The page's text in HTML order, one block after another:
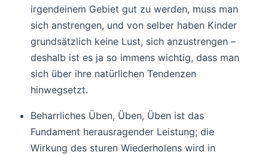
irgendeinem Gebiet gut zu werden, muss man
sich anstrengen, und von selber haben Kinder
grundsätzlich keine Lust, sich anzustrengen –
deshalb ist es ja so immens wichtig, dass man
sich über ihre natürlichen Tendenzen
hinwegsetzt.
Beharrliches Üben, Üben, Üben ist das
Fundament herausragender Leistung; die
Wirkung des sturen Wiederholens wird in